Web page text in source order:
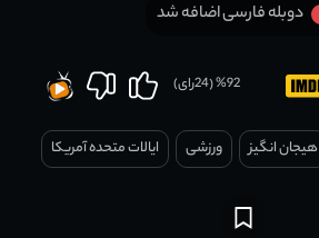
دوبله فارسی اضافه شد
92
% (
24رای)
هیجان انگیز ورزشی ایالات متحده آمریکا